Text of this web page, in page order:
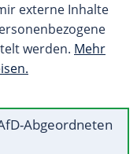
externe Inhalte
werden. Mehr
Abgeordneten